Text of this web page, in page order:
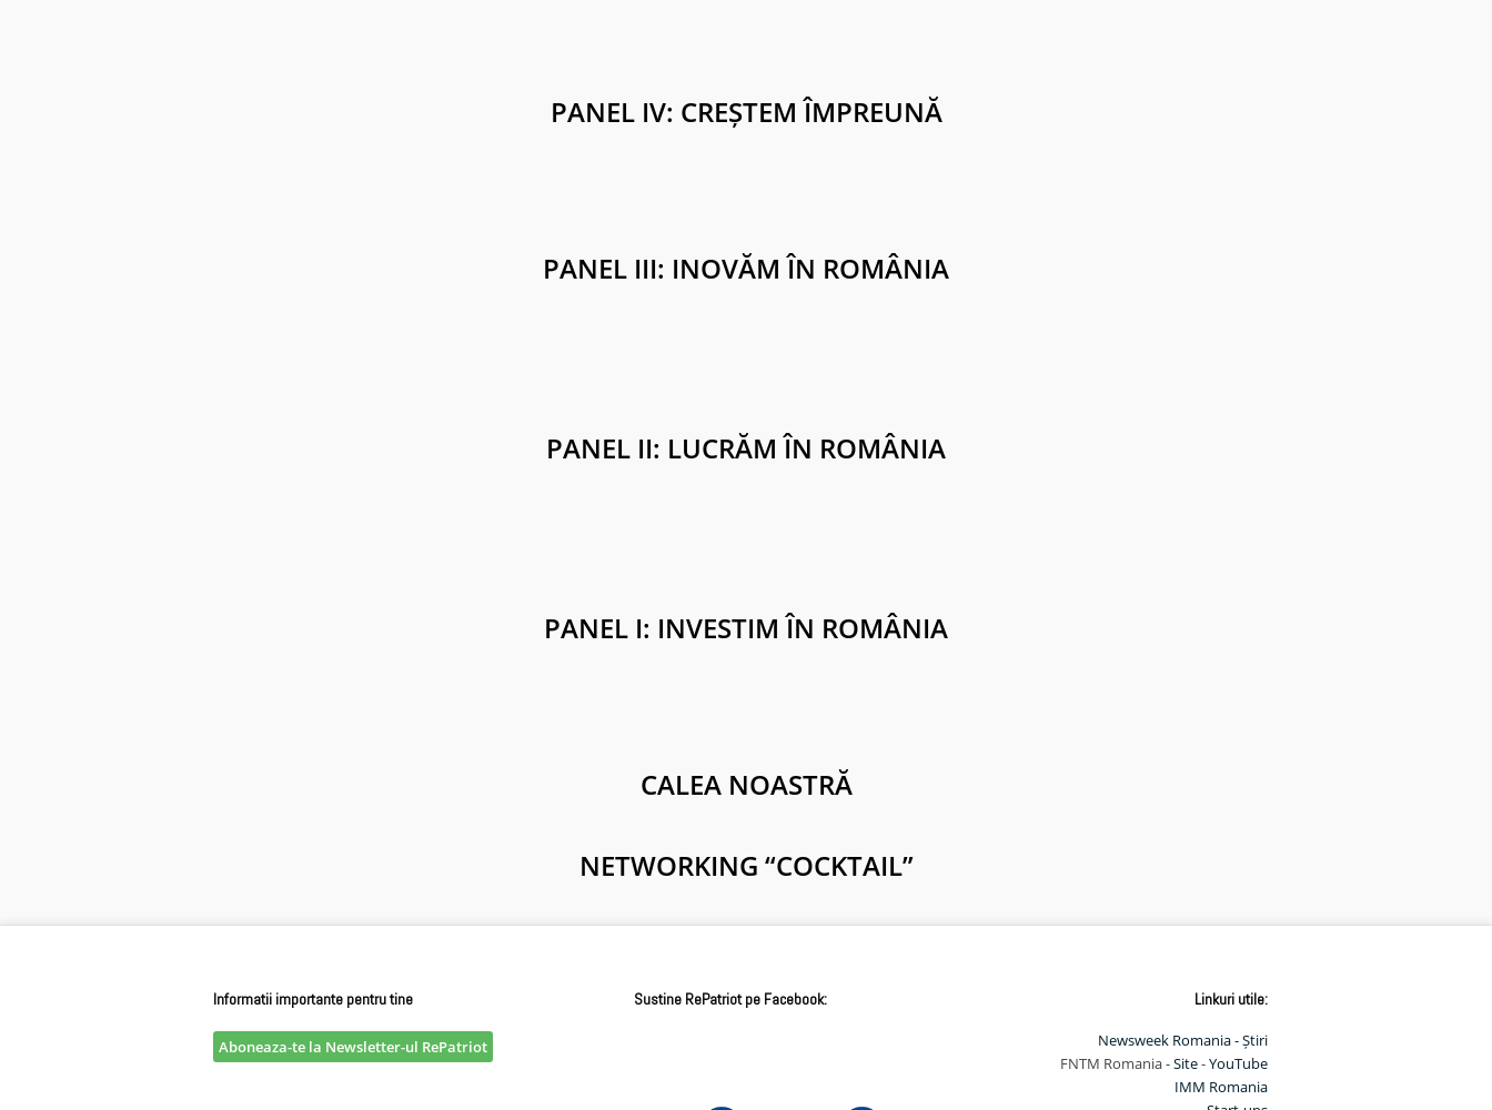
PANEL IV: CREȘTEM ÎMPREUNĂ
PANEL III: INOVĂM ÎN ROMÂNIA
PANEL II: LUCRĂM ÎN ROMÂNIA
PANEL I: INVESTIM ÎN ROMÂNIA
CALEA NOASTRĂ
NETWORKING “COCKTAIL”
Informatii importante pentru tine
Aboneaza-te la Newsletter-ul RePatriot
Sustine RePatriot pe Facebook: Linkuri utile:
Newsweek Romania - Știri
FNTM Romania -Site-YouTube
IMM Romania